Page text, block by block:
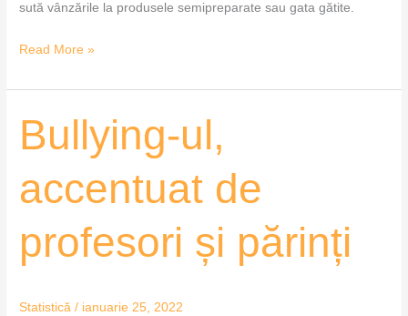
sută vânzările la produsele semipreparate sau gata gătite.
Read More »
Bullying-ul,
accentuat de
profesori și părinți
Statistică / ianuarie 25, 2022
Bullying-
de
și
părinți